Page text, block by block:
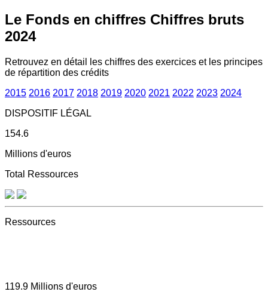
Le Fonds en chiffres Chiffres bruts
2024
Retrouvez en détail les chiffres des exercices et les principes
de répartition des crédits
2015 2016 2017 2018 2019 2020 2021 2022 2023 2024
DISPOSITIF LÉGAL
154.6
Millions d'euros
Total Ressources
Ressources
119.9 Millions d'euros